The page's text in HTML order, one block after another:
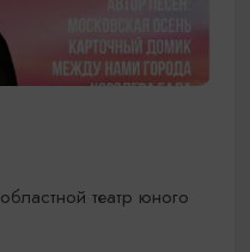
театр юного